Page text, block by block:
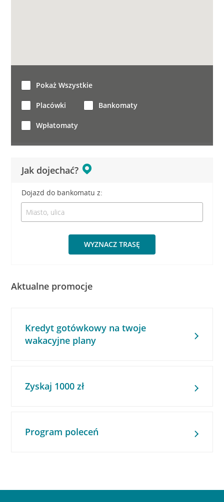
Jak dojechać?
Dojazd do bankomatu z:
WYZNACZ TRASĘ
Pokaż Wszystkie
Placówki Bankomaty
Wpłatomaty
Aktualne promocje
Kredyt gotówkowy na twoje
wakacyjne plany
Zyskaj 1000 zł
Program poleceń